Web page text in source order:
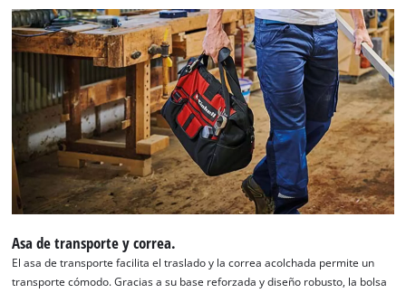
¡Necesitamos su consentimiento para
cargar el servicio Google Maps!
This content is not permitted to load due
to trackers that are not disclosed to the
visitor. The website owner needs to setup
the site with their CMP to add this content
to the list of technologies used.
Powered by
Management Platform
Asa de transporte y correa.
El asa de transporte facilita el traslado y la correa acolchada permite un
transporte cómodo. Gracias a su base reforzada y diseño robusto, la bolsa